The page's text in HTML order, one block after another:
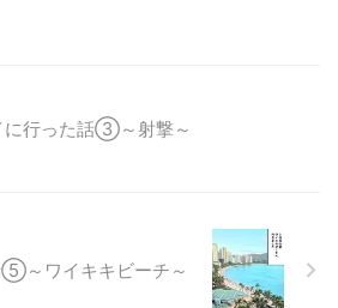
に行った話③～射撃～
～ワイキキビーチ～